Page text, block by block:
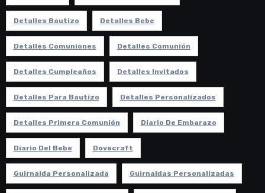
Detalles Bautizo Detalles Bebe
Detalles Comuniones Detalles Comunión
Detalles Cumpleaños Detalles Invitados
Detalles Para Bautizo Detalles Personalizados
Detalles Primera Comunión Diario De Embarazo
Diario Del Bebe Dovecraft
Guirnalda Personalizada Guirnaldas Personalizadas